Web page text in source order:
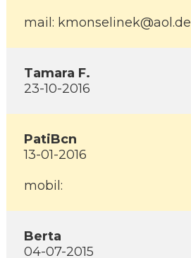
mail: kmonselinek@aol.de
Tamara F.
23-10-2016
PatiBcn
13-01-2016
mobil:
Berta
04-07-2015